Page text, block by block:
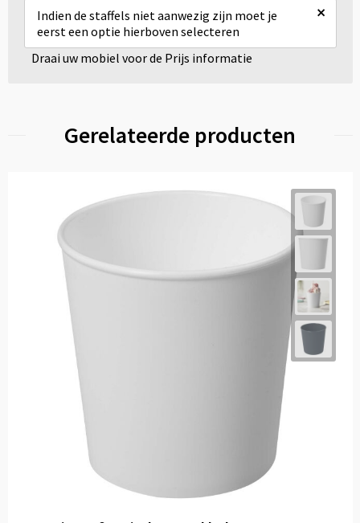
Indien de staffels niet aanwezig zijn moet je
eerst een optie hierboven selecteren
×
Draai uw mobiel voor de Prijs informatie
Gerelateerde producten